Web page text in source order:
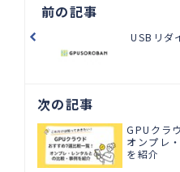
前の記事
USBリダ
次の記事
GPUクラ
オンプレ
を紹介